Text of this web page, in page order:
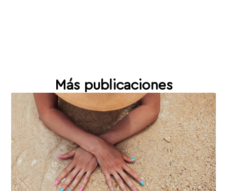
Más publicaciones